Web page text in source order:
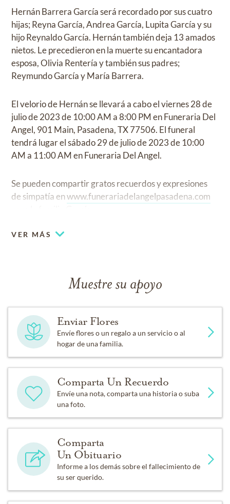
Hernán Barrera García será recordado por sus cuatro
hijas; Reyna García, Andrea García, Lupita García y su
hijo Reynaldo García. Hernán también deja 13 amados
nietos. Le precedieron en la muerte su encantadora
esposa, Olivia Rentería y también sus padres;
Reymundo García y María Barrera.
El velorio de Hernán se llevará a cabo el viernes 28 de
julio de 2023 de 10:00 AM a 8:00 PM en Funeraria Del
Angel, 901 Main, Pasadena, TX 77506. El funeral
tendrá lugar el sábado 29 de julio de 2023 de 10:00
AM a 11:00 AM en Funeraria Del Angel.
Se pueden compartir gratos recuerdos y expresiones
de simpatía enwww.funerariadelangelpasadena.com
VER MÁS
Muestre su apoyo
Enviar Flores
Envíe flores o un regalo a un servicio o al
hogar de una familia.
Comparta Un Recuerdo
Envíe una nota, comparta una historia o suba
una foto.
Comparta
Un Obituario
Informe a los demás sobre el fallecimiento de
su ser querido.